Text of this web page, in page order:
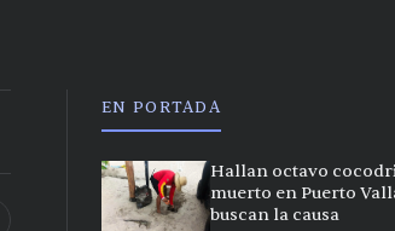
EN PORTADA
Hallan octavo
muerto en Puerto
buscan la causa